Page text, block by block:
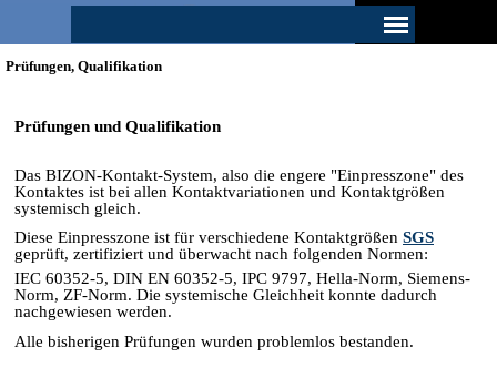
Direkt zum Seiteninhalt
Prüfungen, Qualifikation
Prüfungen und Qualifikation
Das BIZON-Kontakt-System, also die engere "Einpresszone" des
Kontaktes ist bei allen Kontaktvariationen und Kontaktgrößen
systemisch gleich.
Diese Einpresszone ist für verschiedene Kontaktgrößen SGS
geprüft, zertifiziert und überwacht nach folgenden Normen:
IEC 60352-5, DIN EN 60352-5, IPC 9797, Hella-Norm, Siemens-
Norm, ZF-Norm. Die systemische Gleichheit konnte dadurch
nachgewiesen werden.
Alle bisherigen Prüfungen wurden problemlos bestanden.